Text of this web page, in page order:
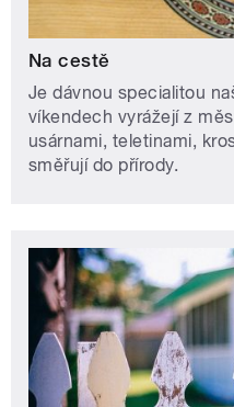
Na cestě
Je dávnou specialitou
víkendech vyrážejí z
usárnami, teletinami,
směřují do přírody.